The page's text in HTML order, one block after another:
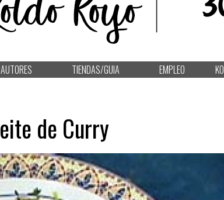
AUTORES TIENDAS/GUIA EMPLEO
de Curry